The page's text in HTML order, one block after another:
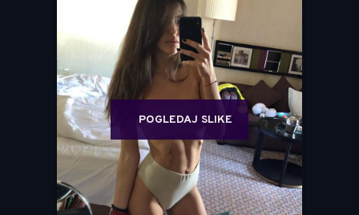
POGLEDAJ SLIKE